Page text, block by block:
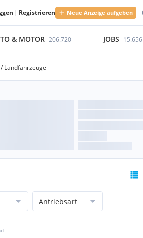
| Registrieren Neue Anzeige aufgeben
& MOTOR 206.720 JOBS 15.656
Landfahrzeuge
Antriebsart